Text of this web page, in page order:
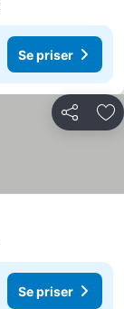
Se priser
Del
Se priser